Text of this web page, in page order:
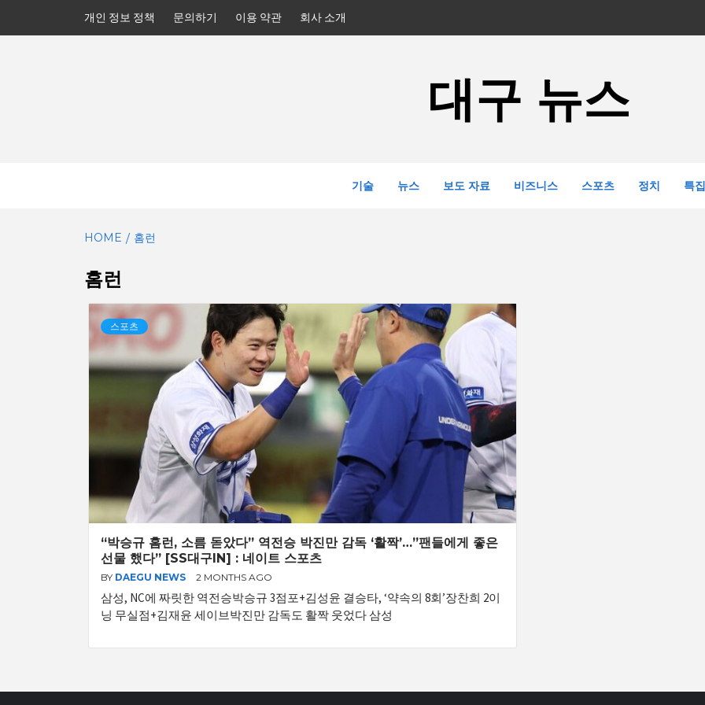
개인 정보 정책 문의하기 이용 약관 회사 소개
대구 뉴스
기술 뉴스 보도 자료 비즈니스 스포츠 정치 특집
HOME 홈런
홈런
스포츠
“박승규 홈런, 소름 돋았다” 역전승 박진만 감독 ‘활짝’…”팬들에게 좋은
선물 했다” [SS대구IN] : 네이트 스포츠
BY DAEGU NEWS 2 MONTHS AGO
삼성, NC에 짜릿한 역전승박승규 3점포+김성윤 결승타, ‘약속의 8회’장찬희 2이
닝 무실점+김재윤 세이브박진만 감독도 활짝 웃었다 삼성